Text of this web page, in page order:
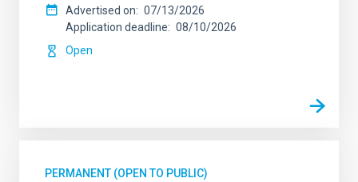
Advertised on
07/13/2026
Application deadline
08/10/2026
Open
PERMANENT (OPEN TO PUBLIC)